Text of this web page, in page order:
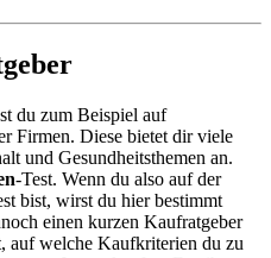
du zum Beispiel auf
Firmen. Diese bietet dir viele
und Gesundheitsthemen an.
-Test. Wenn du also auf der
bist, wirst du hier bestimmt
einen kurzen Kaufratgeber
auf welche Kaufkriterien du zu